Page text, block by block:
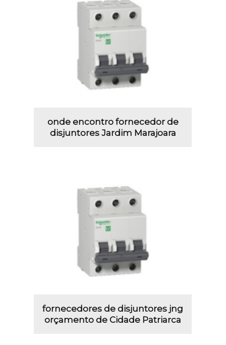
onde encontro fornecedor de
disjuntores Jardim Marajoara
fornecedores de disjuntores jng
orçamento de Cidade Patriarca